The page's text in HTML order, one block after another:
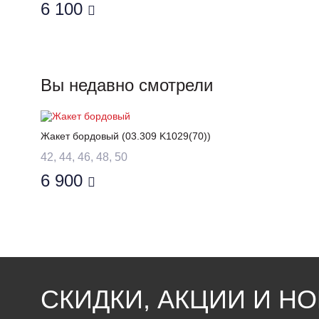
6 100
Вы недавно смотрели
Жакет бордовый (03.309 K1029(70))
42, 44, 46, 48, 50
6 900
СКИДКИ, АКЦИИ И